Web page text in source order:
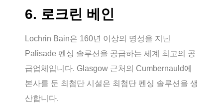
6. 로크린 베인
Lochrin Bain은 160년 이상의 명성을 지닌
Palisade 펜싱 솔루션을 공급하는 세계 최고의 공
급업체입니다. Glasgow 근처의 Cumbernauld에
본사를 둔 최첨단 시설은 최첨단 펜싱 솔루션을 생
산합니다.